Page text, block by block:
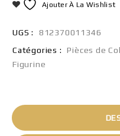
Ajouter À La Wishlist
UGS :
812370011346
Catégories :
Pièces de
Figurine